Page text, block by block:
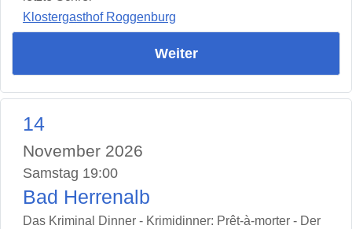
Klostergasthof Roggenburg
Weiter
14
November 2026
Samstag 19:00
Bad Herrenalb
Das Kriminal Dinner - Krimidinner: Prêt-à-morter - Der